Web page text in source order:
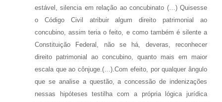
estável, silencia em relação ao concubinato (…) Quisesse
o Código Civil atribuir algum direito patrimonial ao
concubino, assim teria o feito, e como também é silente a
Constituição Federal, não se há, deveras, reconhecer
direito patrimonial ao concubino, quanto mais em maior
escala que ao cônjuge.(…).Com efeito, por qualquer ângulo
que se analise a questão, a concessão de indenizações
nessas hipóteses testilha com a própria lógica jurídica